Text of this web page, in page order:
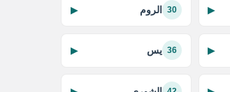
▶
30 الروم ▶
▶
36 يس ▶